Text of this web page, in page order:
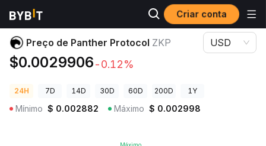
Criar conta
Preços de Criptomoedas Preço de Panther Protocol ZKP
Preço de Panther Protocol ZKP
$0.0029906-0.12%
USD
24H 7D 14D 30D 60D 200D 1Y
Mínimo $ 0.002882 Máximo $ 0.002998